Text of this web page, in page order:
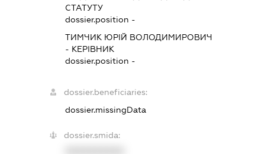
СТАТУТУ
dossier.position -
ТИМЧИК ЮРІЙ ВОЛОДИМИРОВИЧ
- КЕРІВНИК
dossier.position -
dossier.beneficiaries:
dossier.missingData
dossier.smida: